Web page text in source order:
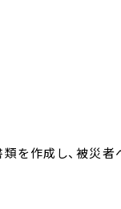
を作成し、被災者